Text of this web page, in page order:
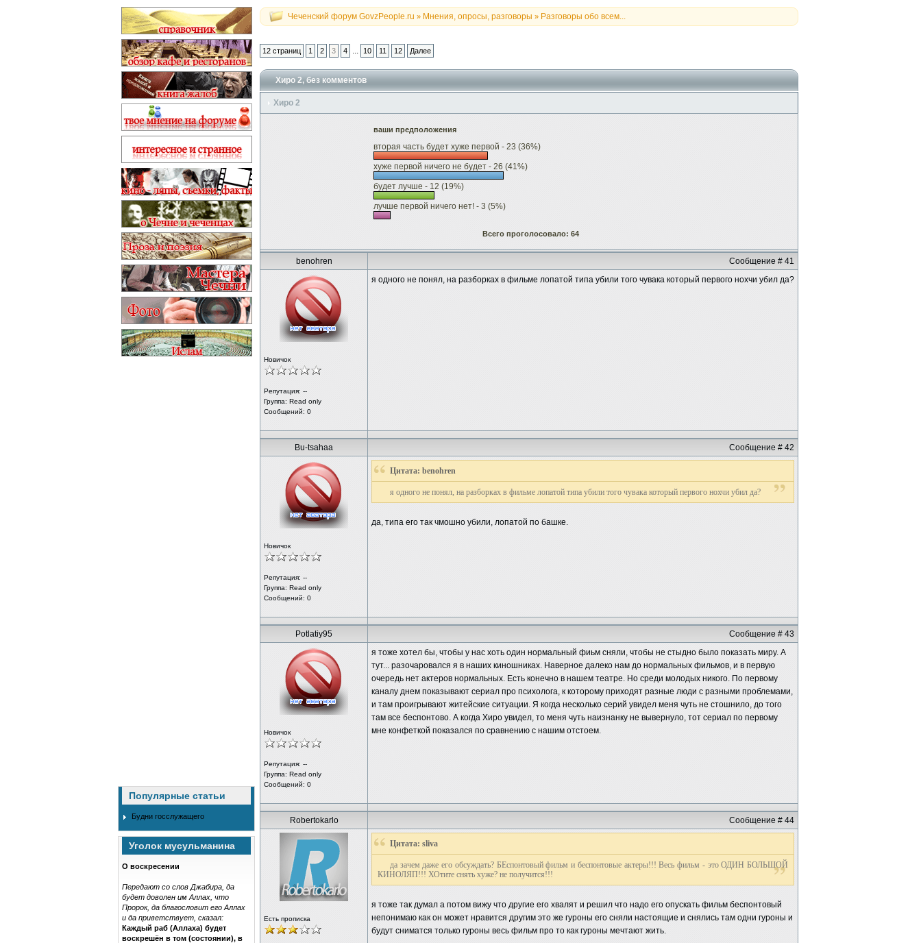
Популярные статьи
Будни госслужащего
Уголок мусульманина
О воскресении
Передают со слов Джабира, да
будет доволен им Аллах, что
Пророк, да благословит его Аллах
и да приветствует, сказал:
Каждый раб (Аллаха) будет
воскрешён в том (состоянии), в
Чеченский форум GovzPeople.ru » Мнения, опросы, разговоры » Разговоры обо всем...
12 страниц 1 2 3 4 ... 10 11 12 Далее
Хиро 2, без комментов
Хиро 2
ваши предположения
вторая часть будет хуже первой - 23 (36%)
хуже первой ничего не будет - 26 (41%)
будет лучше - 12 (19%)
лучше первой ничего нет! - 3 (5%)
Всего проголосовало: 64
benohren Сообщение # 41
Новичок
Репутация: --
Группа: Read only
Сообщений: 0
я одного не понял, на разборках в фильме лопатой типа убили того чувака который первого нохчи убил да?
Bu-tsahaa Сообщение # 42
Новичок
Репутация: --
Группа: Read only
Сообщений: 0
Цитата: benohren
я одного не понял, на разборках в фильме лопатой типа убили того чувака который первого нохчи убил да?
да, типа его так чмошно убили, лопатой по башке.
Potlatiy95 Сообщение # 43
Новичок
Репутация: --
Группа: Read only
Сообщений: 0
я тоже хотел бы, чтобы у нас хоть один нормальный фиьм сняли, чтобы не стыдно было показать миру. А
тут... разочаровался я в наших киношниках. Наверное далеко нам до нормальных фильмов, и в первую
очередь нет актеров нормальных. Есть конечно в нашем театре. Но среди молодых никого. По первому
каналу днем показывают сериал про психолога, к которому приходят разные люди с разными проблемами,
и там проигрывают житейские ситуации. Я когда несколько серий увидел меня чуть не стошнило, до того
там все беспонтово. А когда Хиро увидел, то меня чуть наизнанку не вывернуло, тот сериал по первому
мне конфеткой показался по сравнению с нашим отстоем.
Robertokarlo Сообщение # 44
Есть прописка
Цитата: sliva
да зачем даже его обсуждать? БЕспонтовый фильм и беспонтовые актеры!!! Весь фильм - это ОДИН БОЛЬШОЙ
КИНОЛЯП!!! ХОтите снять хуже? не получится!!!
я тоже так думал а потом вижу что другие его хвалят и решил что надо его опускать фильм беспонтовый
непонимаю как он может нравится другим это же гуроны его сняли настоящие и снялись там одни гуроны и
будут сниматся только гуроны весь фильм про то как гуроны мечтают жить.